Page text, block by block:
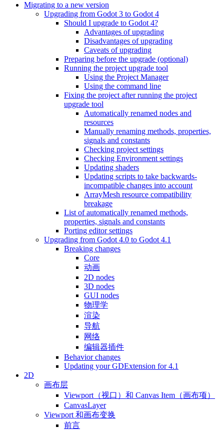
Migrating to a new version
Upgrading from Godot 3 to Godot 4
Should I upgrade to Godot 4?
Advantages of upgrading
Disadvantages of upgrading
Caveats of upgrading
Preparing before the upgrade (optional)
Running the project upgrade tool
Using the Project Manager
Using the command line
Fixing the project after running the project
upgrade tool
Automatically renamed nodes and
resources
Manually renaming methods, properties,
signals and constants
Checking project settings
Checking Environment settings
Updating shaders
Updating scripts to take backwards-
incompatible changes into account
ArrayMesh resource compatibility
breakage
List of automatically renamed methods,
properties, signals and constants
Porting editor settings
Upgrading from Godot 4.0 to Godot 4.1
Breaking changes
Core
动画
2D nodes
3D nodes
GUI nodes
物理学
渲染
导航
网络
编辑器插件
Behavior changes
Updating your GDExtension for 4.1
2D
画布层
Viewport（视口）和 Canvas Item（画布项）
CanvasLayer
Viewport 和画布变换
前言